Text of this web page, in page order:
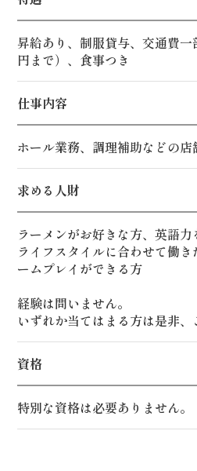
昇給あり、制服貸与、交通費
円まで）、食事つき
仕事内容
ホール業務、調理補助などの店
求める人財
ラーメンがお好きな方、英語力
ライフスタイルに合わせて働
ームプレイができる方
経験は問いません。
いずれか当てはまる方は是非、
資格
特別な資格は必要ありません。